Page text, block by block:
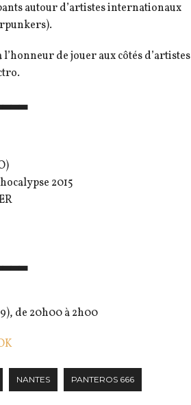
autour d’artistes internationaux
de jouer aux côtés d’artistes
2015
de 20h00 à 2h00
NANTES PANTEROS 666